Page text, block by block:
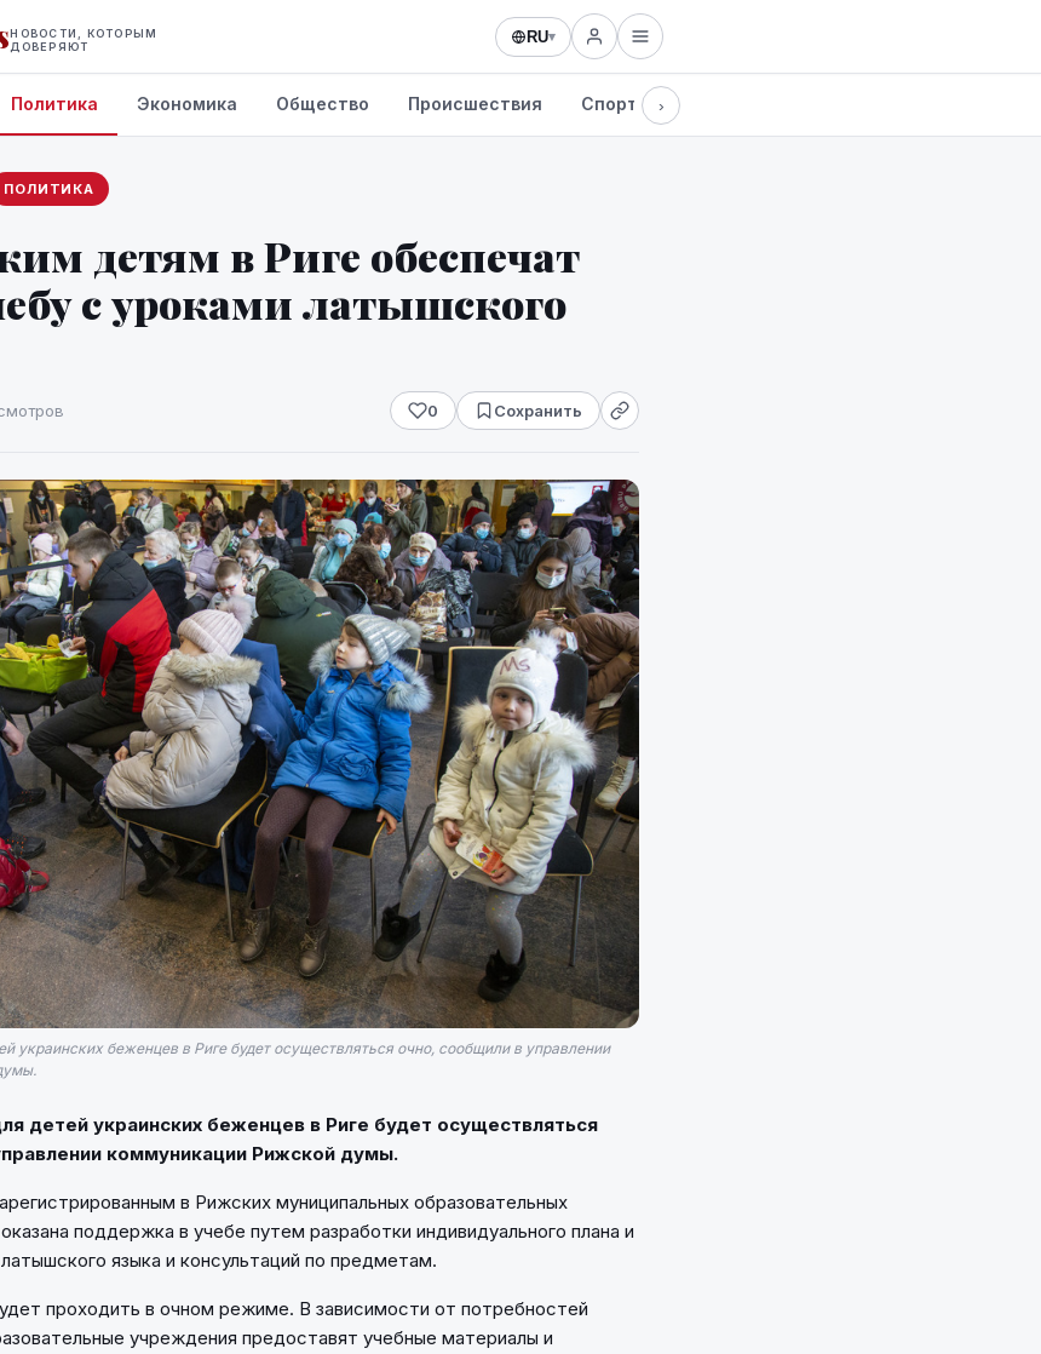
НОВОСТИ, КОТОРЫМ
ДОВЕРЯЮТ
RU▾
Политика Экономика Общество Происшествия Спорт Здоровье
›
ПОЛИТИКА
детям в Риге обеспечат
с уроками латышского
0 Сохранить
украинских беженцев в Риге будет осуществляться очно, сообщили в управлении
детей украинских беженцев в Риге будет осуществляться
коммуникации Рижской думы.
в Рижских муниципальных образовательных
поддержка в учебе путем разработки индивидуального плана и
языка и консультаций по предметам.
проходить в очном режиме. В зависимости от потребностей
учреждения предоставят учебные материалы и